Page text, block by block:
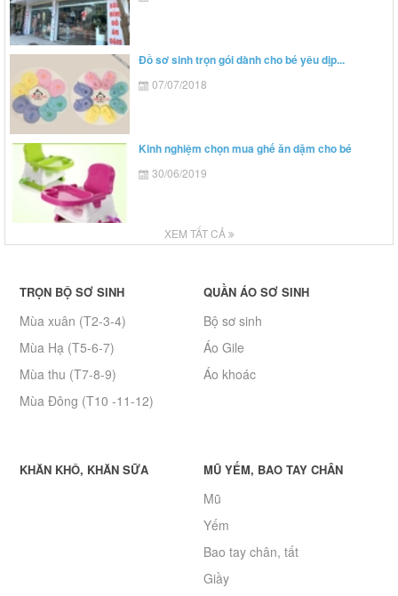
Đồ sơ sinh trọn gói dành cho bé yêu dịp...
07/07/2018
Kinh nghiệm chọn mua ghế ăn dặm cho bé
30/06/2019
XEM TẤT CẢ
TRỌN BỘ SƠ SINH
Mùa xuân (T2-3-4)
Mùa Hạ (T5-6-7)
Mùa thu (T7-8-9)
Mùa Đông (T10 -11-12)
QUẦN ÁO SƠ SINH
Bộ sơ sinh
Áo Gile
Áo khoác
KHĂN KHÔ, KHĂN SỮA MŨ YẾM, BAO TAY CHÂN
Mũ
Yếm
Bao tay chân, tất
Giầy